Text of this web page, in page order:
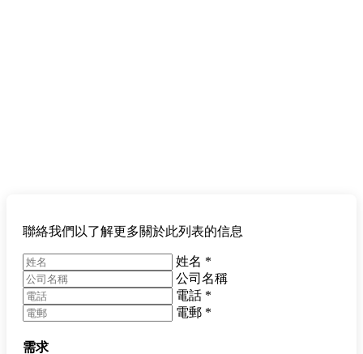
聯絡我們以了解更多關於此列表的信息
姓名 *
公司名稱
電話 *
電郵 *
需求